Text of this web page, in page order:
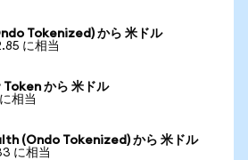
Tokenized) から 米ドル
に相当
から 米ドル
相当
(Ondo Tokenized) から 米ドル
に相当